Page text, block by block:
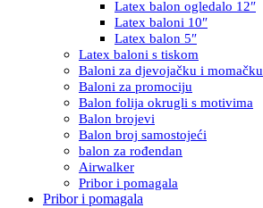
Latex balon ogledalo 12″
Latex baloni 10″
Latex balon 5″
Latex baloni s tiskom
Baloni za djevojačku i momačku
Baloni za promociju
Balon folija okrugli s motivima
Balon brojevi
Balon broj samostojeći
balon za rođendan
Airwalker
Pribor i pomagala
Pribor i pomagala